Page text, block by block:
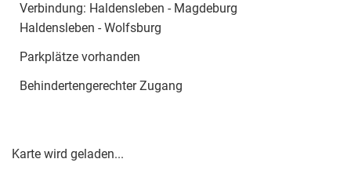
Verbindung: Haldensleben - Magdeburg
Haldensleben - Wolfsburg
Parkplätze vorhanden
Behindertengerechter Zugang
Karte wird geladen...